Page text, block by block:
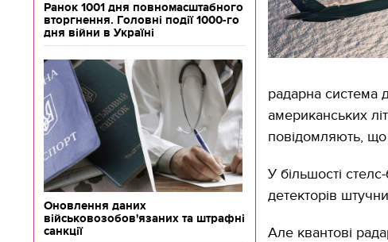
Ранок 1001 дня повномасштабного
вторгнення. Головні події 1000-го
дня війни в Україні
Оновлення даних
військовозобов'язаних та штрафні
санкції
радарна система
американських
повідомляють, що
У більшості
детекторів
Але квантові